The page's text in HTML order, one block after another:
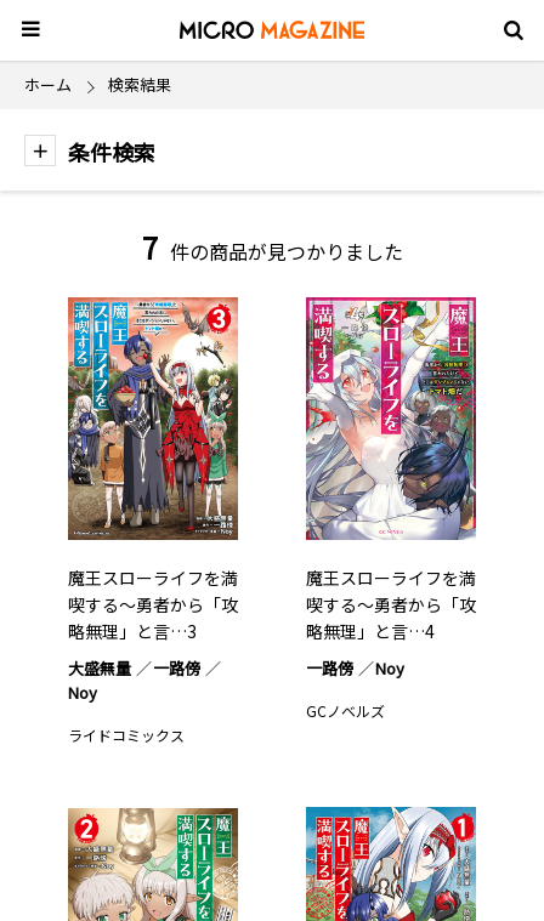
ホーム 検索結果
条件検索
7 件の商品が見つかりました
魔王スローライフを満
喫する～勇者から「攻
略無理」と言…3
大盛無量
一路傍
Noy
ライドコミックス
魔王スローライフを満
喫する～勇者から「攻
略無理」と言…4
一路傍 Noy
GCノベルズ